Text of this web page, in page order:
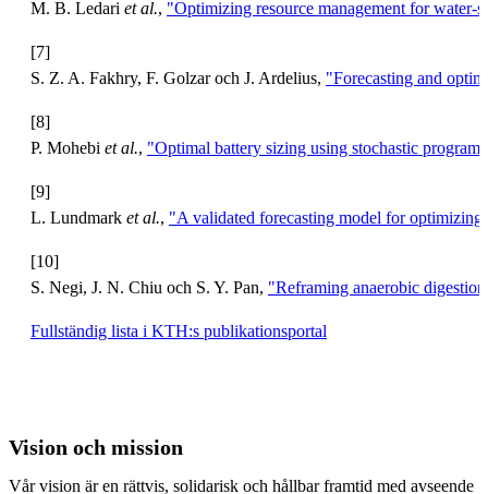
M. B. Ledari et al., "Optimizing resource management for
[7]
S. Z. A. Fakhry, F. Golzar och J. Ardelius, "Forecasting and
[8]
P. Mohebi et al., "Optimal battery sizing using stochastic
[9]
L. Lundmark et al., "A validated forecasting model for
[10]
S. Negi, J. N. Chiu och S. Y. Pan, "Reframing anaerobic
Fullständig lista i KTH:s publikationsportal
Vision och mission
Vår vision är en rättvis, solidarisk och hållbar framtid med avseende